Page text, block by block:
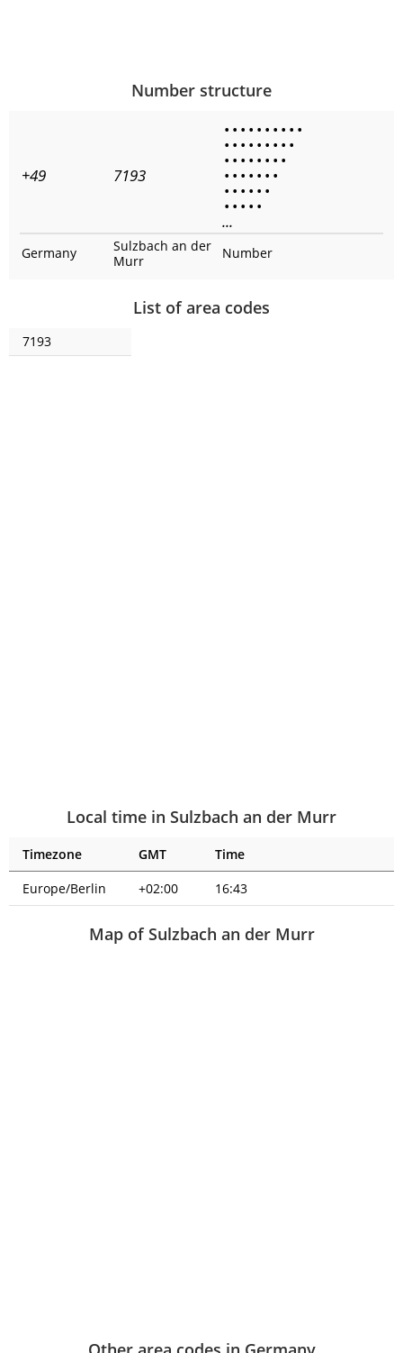
Number structure
+49 7193
• • • • • • • • • •
• • • • • • • • •
• • • • • • • •
• • • • • • •
• • • • • •
• • • • •
...
Germany
Sulzbach an der
Murr
Number
List of area codes
7193
Local time in Sulzbach an der Murr
Timezone GMT
Time
Europe/Berlin
+02:00 16:43
Map of Sulzbach an der Murr